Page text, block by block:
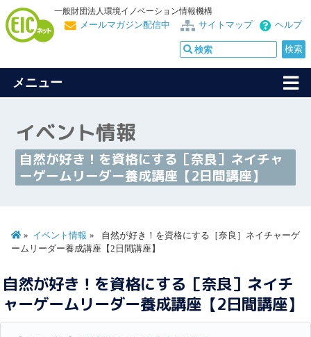
一般財団法人環境イノベーション情報機構
ヘルプ
サイトマップ
メールマガジン配信中
メニュー
イベント情報
自然が好き！を資格にする［奈良］ネイチャ
ーゲームリーダー養成講座【2日間講座】
イベント情報
自然が好き！を資格にする［奈良］ネイチャーゲ
ームリーダー養成講座【2日間講座】
自然が好き！を資格にする［奈良］ネイチ
ャーゲームリーダー養成講座【2日間講座】